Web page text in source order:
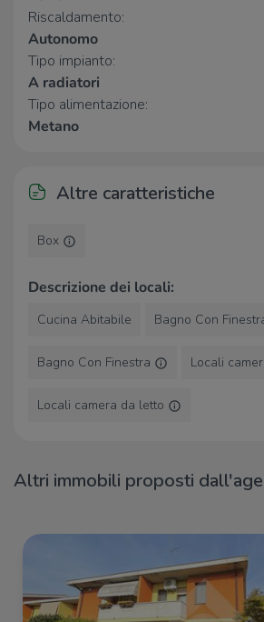
Riscaldamento:
Autonomo
Tipo impianto:
A radiatori
Tipo alimentazione:
Metano
Altre caratteristiche
Box
Descrizione dei locali:
Cucina Abitabile Bagno Con
Bagno Con Finestra Locali
Locali camera da letto
Altri immobili proposti